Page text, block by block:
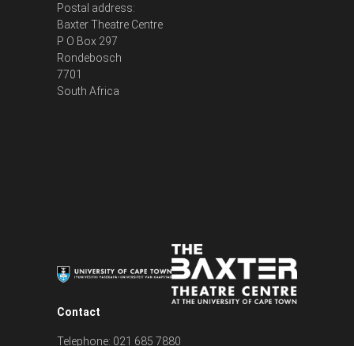
Postal address:
Baxter Theatre Centre
P O Box 297
Rondebosch
7701
South Africa
Contact
Telephone: 021 685 7880